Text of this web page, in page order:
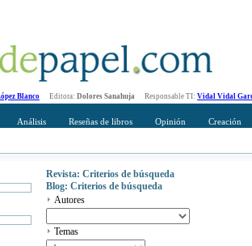
Blanco Editora: Dolores Sanahuja Responsable TI: Vidal Vidal
Análisis Reseñas de libros Opinión Creación
Revista: Criterios de búsqueda
Blog: Criterios de búsqueda
Autores
Temas